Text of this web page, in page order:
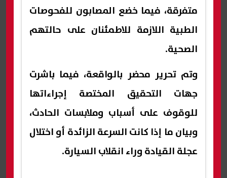
متفرقة، فيما خضع المصابون للفحوصات
الطبية اللازمة للاطمئنان على حالتهم
الصحية.
وتم تحرير محضر بالواقعة، فيما باشرت
جهات التحقيق المختصة إجراءاتها
للوقوف على أسباب وملابسات الحادث،
وبيان ما إذا كانت السرعة الزائدة أو اختلال
عجلة القيادة وراء انقلاب السيارة.